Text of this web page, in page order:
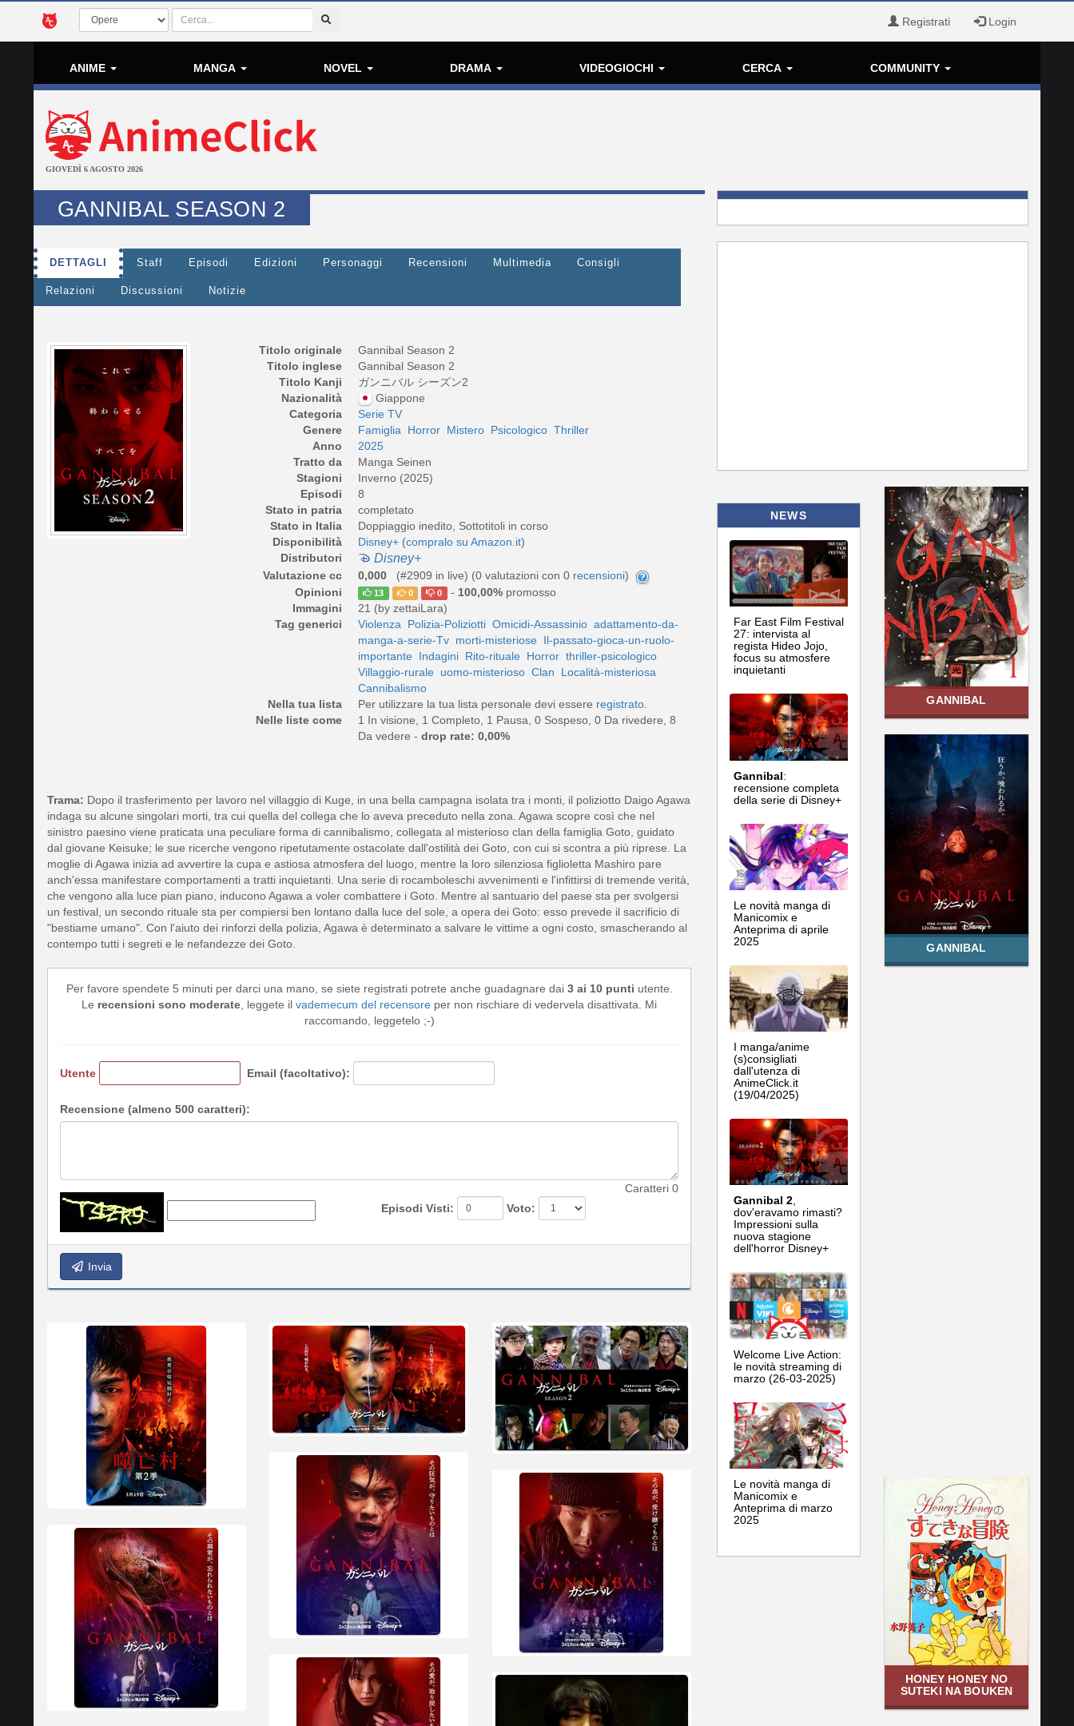
Registrati Login
ANIME MANGA NOVEL DRAMA VIDEOGIOCHI CERCA COMMUNITY
GIOVEDÌ 6 AGOSTO 2026
GANNIBAL SEASON 2
DETTAGLI Staff Episodi Edizioni Personaggi Recensioni Multimedia Consigli
Relazioni Discussioni Notizie
Titolo originale
Gannibal Season 2
Titolo inglese
Gannibal Season 2
Titolo Kanji
ガンニバル シーズン2
Nazionalità
Giappone
Categoria
Serie TV
Genere
Famiglia Horror Mistero Psicologico Thriller
Anno
2025
Tratto da
Manga Seinen
Stagioni
Inverno (2025)
Episodi
8
Stato in patria
completato
Stato in Italia
Doppiaggio inedito, Sottotitoli in corso
Disponibilità
Disney+ (compralo su Amazon.it)
Distributori
Disney+
Valutazione cc 0,000 (#2909 in live) (0 valutazioni con 0 recensioni)
Opinioni
13 0 0 - 100,00%promosso
Immagini
21 (by zettaiLara)
Tag generici
Violenza Polizia-Poliziotti Omicidi-Assassinio adattamento-da-
manga-a-serie-Tv morti-misteriose Il-passato-gioca-un-ruolo-
importante Indagini Rito-rituale Horror thriller-psicologico
Villaggio-rurale uomo-misterioso Clan
Località-misteriosa
Cannibalismo
Nella tua lista
Per utilizzare la tua lista personale devi essere registrato
Nelle liste come
1 In visione, 1 Completo, 1 Pausa, 0 Sospeso, 0 Da rivedere, 8
Da vedere - drop rate: 0,00%
Trama: Dopo il trasferimento per lavoro nel villaggio di Kuge, in una bella campagna isolata tra i monti, il poliziotto Daigo Agawa
indaga su alcune singolari morti, tra cui quella del collega che lo aveva preceduto nella zona. Agawa scopre così che nel
sinistro paesino viene praticata una peculiare forma di cannibalismo, collegata al misterioso clan della famiglia Goto, guidato
dal giovane Keisuke; le sue ricerche vengono ripetutamente ostacolate dall'ostilità dei Goto, con cui si scontra a più riprese. La
moglie di Agawa inizia ad avvertire la cupa e astiosa atmosfera del luogo, mentre la loro silenziosa figlioletta Mashiro pare
anch'essa manifestare comportamenti a tratti inquietanti. Una serie di rocamboleschi avvenimenti e l'infittirsi di tremende verità,
che vengono alla luce pian piano, inducono Agawa a voler combattere i Goto. Mentre al santuario del paese sta per svolgersi
un festival, un secondo rituale sta per compiersi ben lontano dalla luce del sole, a opera dei Goto: esso prevede il sacrificio di
"bestiame umano". Con l'aiuto dei rinforzi della polizia, Agawa è determinato a salvare le vittime a ogni costo, smascherando al
contempo tutti i segreti e le nefandezze dei Goto.
Per favore spendete 5 minuti per darci una mano, se siete registrati potrete anche guadagnare dai 3 ai 10 punti utente.
Le recensioni sono moderate , leggete il vademecum del recensore per non rischiare di vedervela disattivata. Mi
raccomando, leggetelo ;-)
Utente Email (facoltativo):
Recensione (almeno 500 caratteri):
Caratteri 0
Episodi Visti:
Voto:
Invia
NEWS
Far East Film Festival
27: intervista al
regista Hideo Jojo,
focus su atmosfere
inquietanti
Gannibal:
recensione completa
della serie di Disney+
Le novità manga di
Manicomix e
Anteprima di aprile
2025
I manga/anime
(s)consigliati
dall'utenza di
AnimeClick.it
(19/04/2025)
Gannibal 2,
dov'eravamo rimasti?
Impressioni sulla
nuova stagione
dell'horror Disney+
Welcome Live Action:
le novità streaming di
marzo (26-03-2025)
Le novità manga di
Manicomix e
Anteprima di marzo
2025
GANNIBAL
GANNIBAL
HONEY HONEY NO
SUTEKI NA BOUKEN